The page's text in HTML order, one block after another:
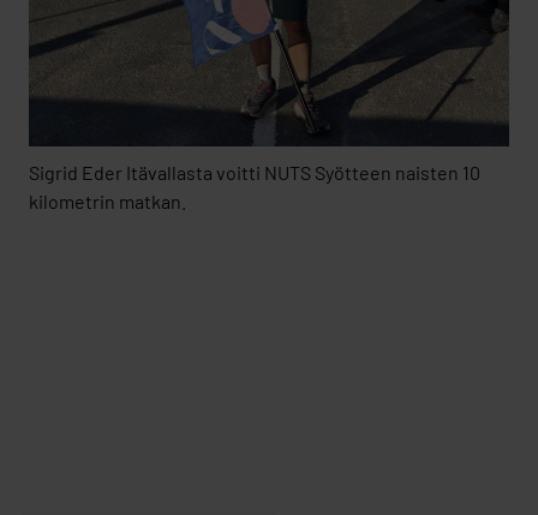
Sigrid Eder Itävallasta voitti NUTS Syötteen naisten 10
kilometrin matkan.